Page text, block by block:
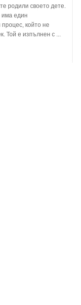
родили своето дете.
има един
който не
Той е изпълнен с ...